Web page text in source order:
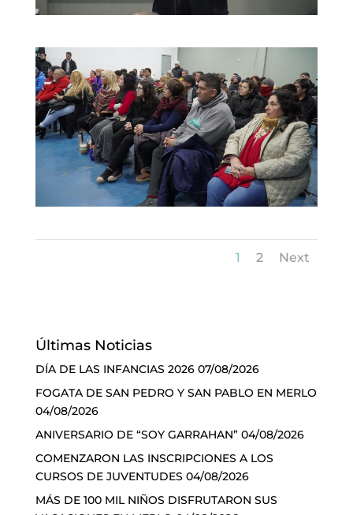
1 2 Next
Últimas Noticias
DÍA DE LAS INFANCIAS 2026 07/08/2026
FOGATA DE SAN PEDRO Y SAN PABLO EN MERLO
04/08/2026
ANIVERSARIO DE “SOY GARRAHAN” 04/08/2026
COMENZARON LAS INSCRIPCIONES A LOS
CURSOS DE JUVENTUDES 04/08/2026
MÁS DE 100 MIL NIÑOS DISFRUTARON SUS